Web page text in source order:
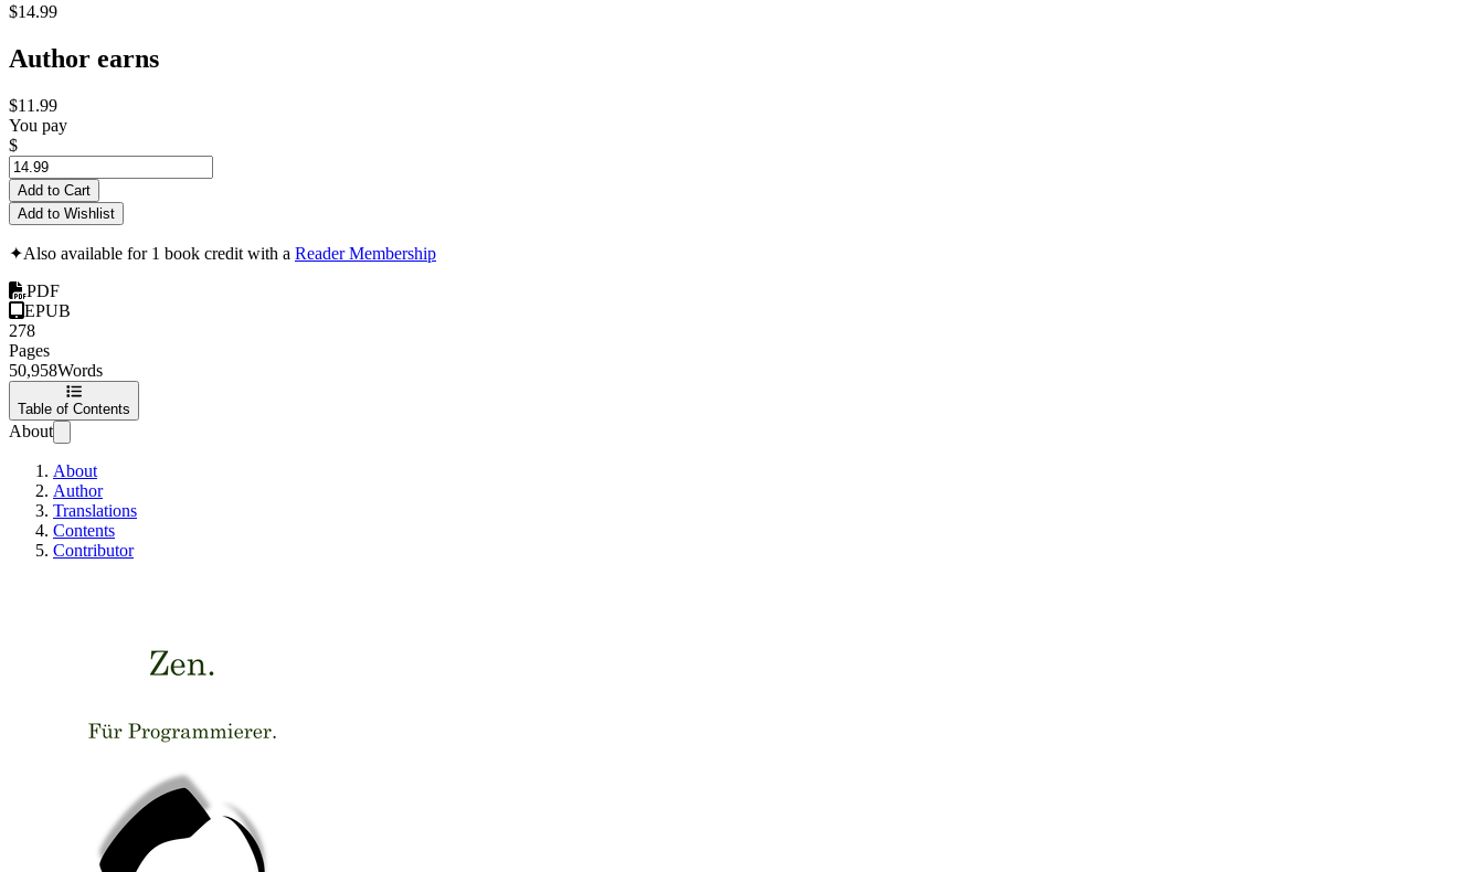
$14.99
Author earns
$11.99
You pay
$
Add to Cart
Add to Wishlist
✦Also available for 1 book credit with a Reader Membership
PDF
EPUB
278
Pages
50,958Words
Table of Contents
About
About
Author
Translations
Contents
Contributor